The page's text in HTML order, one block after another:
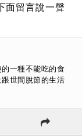
面留言說一聲
一種不能吃的食
世間脫節的生活